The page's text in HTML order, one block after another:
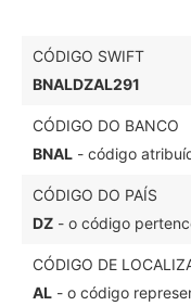
CÓDIGO SWIFT
BNALDZAL291
CÓDIGO DO BANCO
BNAL - código
CÓDIGO DO PAÍS
DZ - o código
CÓDIGO DE
AL - o código